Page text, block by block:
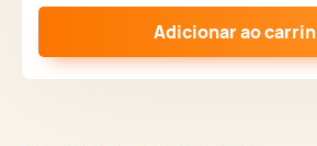
Adicionar ao